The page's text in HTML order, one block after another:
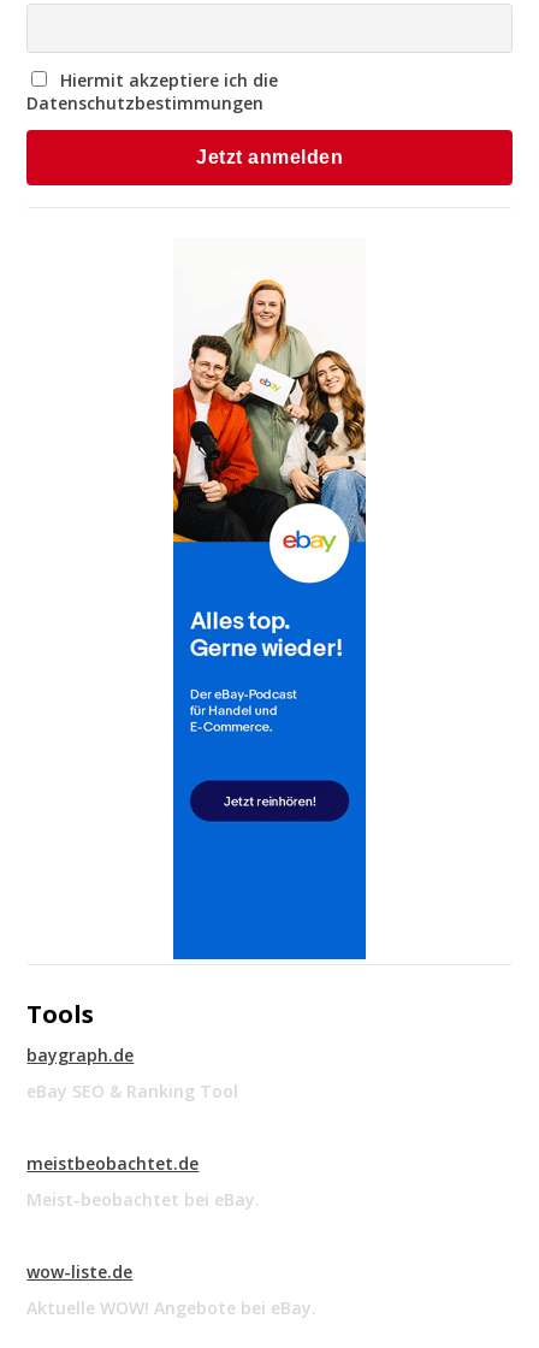
Hiermit akzeptiere ich die
Datenschutzbestimmungen
Tools
baygraph.de
eBay SEO & Ranking Tool
meistbeobachtet.de
Meist-beobachtet bei eBay.
wow-liste.de
Aktuelle WOW! Angebote bei eBay.